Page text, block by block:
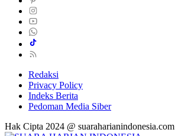
Redaksi
Privacy Policy
Indeks Berita
Pedoman Media Siber
Hak Cipta 2024 @ suaraharianindonesia.com